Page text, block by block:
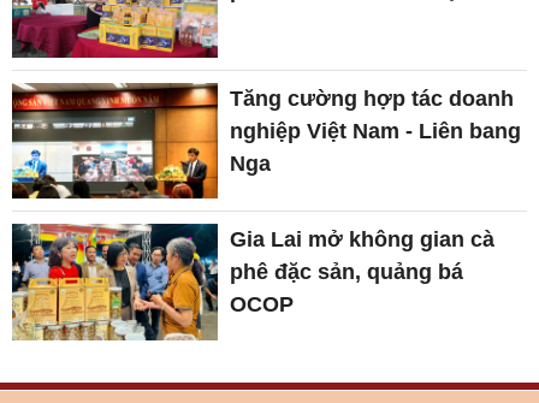
Tăng cường hợp tác doanh
nghiệp Việt Nam - Liên bang
Nga
Gia Lai mở không gian cà
phê đặc sản, quảng bá
OCOP